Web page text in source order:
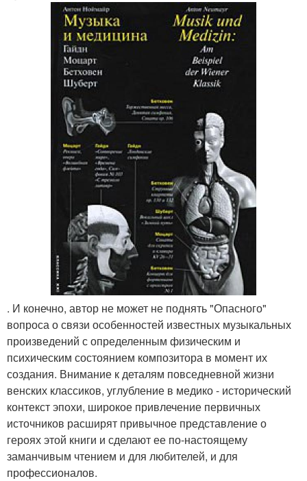
. И конечно, автор не может не поднять "Опасного"
вопроса о связи особенностей известных музыкальных
произведений с определенным физическим и
психическим состоянием композитора в момент их
создания. Внимание к деталям повседневной жизни
венских классиков, углубление в медико - исторический
контекст эпохи, широкое привлечение первичных
источников расширят привычное представление о
героях этой книги и сделают ее по-настоящему
заманчивым чтением и для любителей, и для
профессионалов.